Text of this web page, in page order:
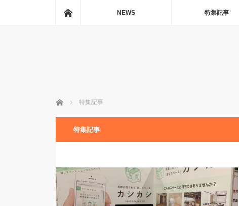
NEWS 特集記事
ホーム 特集記事
特集記事